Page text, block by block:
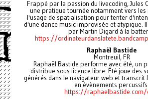
Frappé par la passion du livecoding, Jules
une pratique tournée notamment vers
l'usage de spatialisation pour tenter
d'une dance music improvisée et atypique.
par Martin Digard à la
https://
Raphaël Bastide
Montreuil, FR
Raphaël Bastide performe avec été, un
distribue sous licence libre. Été joue des
générés dans le navigateur web et transcrit
en évènements percussifs.
https://